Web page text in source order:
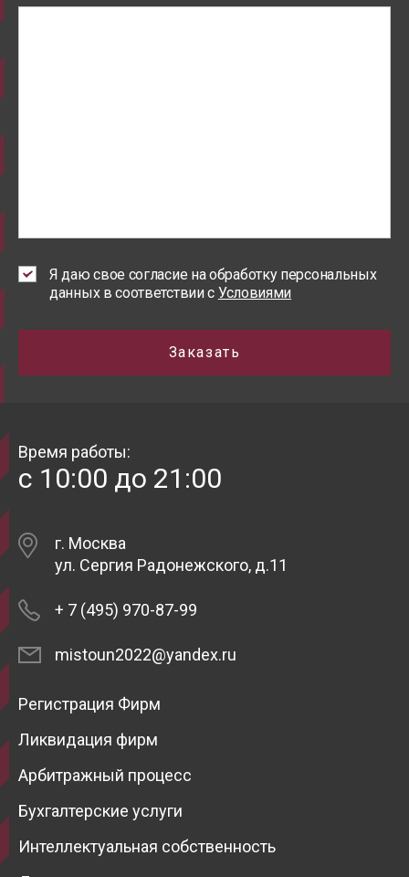
Я даю свое согласие на обработку персональных
данных в соответствии с Условиями
Заказать
Время работы:
с 10:00 до 21:00
г. Москва
ул. Сергия Радонежского, д.11
+ 7 (495) 970-87-99
mistoun2022@yandex.ru
Регистрация Фирм
Ликвидация фирм
Арбитражный процесс
Бухгалтерские услуги
Интеллектуальная собственность